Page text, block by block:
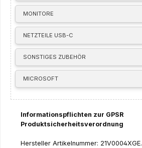
MONITORE
NETZTEILE USB-C
SONSTIGES ZUBEHÖR
MICROSOFT
Informationspflichten zur GPSR
Produktsicherheitsverordnung
Hersteller Artikelnummer: 21V0004XGE.